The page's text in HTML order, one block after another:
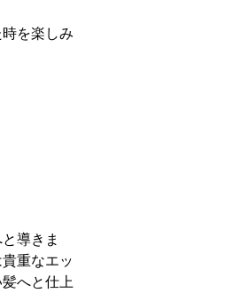
を楽しみ
導きま
重なエッ
へと仕上